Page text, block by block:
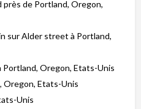
de Portland, Oregon,
sur Alder street à Portland,
Portland, Oregon, Etats-Unis
Oregon, Etats-Unis
Unis